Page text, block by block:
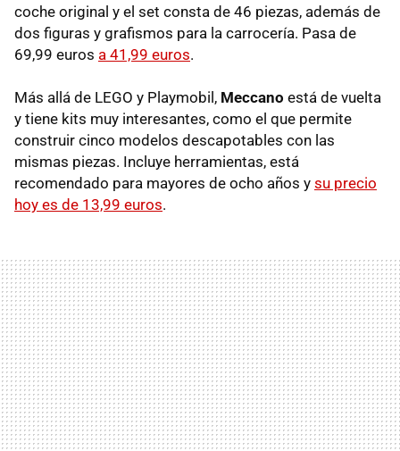
coche original y el set consta de 46 piezas, además de
dos figuras y grafismos para la carrocería. Pasa de
69,99 euros a 41,99 euros.
Más allá de LEGO y Playmobil, Meccano está de vuelta
y tiene kits muy interesantes, como el que permite
construir cinco modelos descapotables con las
mismas piezas. Incluye herramientas, está
recomendado para mayores de ocho años y su precio
hoy es de 13,99 euros.